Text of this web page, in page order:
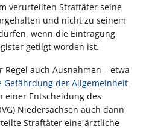
verurteilten Straftäter seine
und nicht zu seinem
wenn die Eintragung
getilgt worden ist.
auch Ausnahmen – etwa
Gefährdung der Allgemeinheit
einer Entscheidung des
Niedersachsen auch dann
Straftäter eine ärztliche